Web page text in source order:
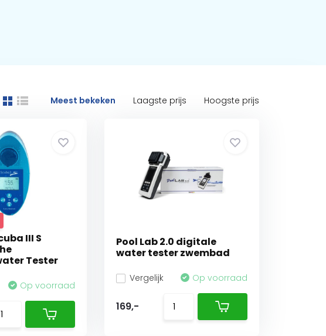
Meest bekeken Laagste prijs Hoogste prijs
III S
Tester
Op voorraad
Pool Lab 2.0 digitale
water tester zwembad
Vergelijk Op voorraad
169,-